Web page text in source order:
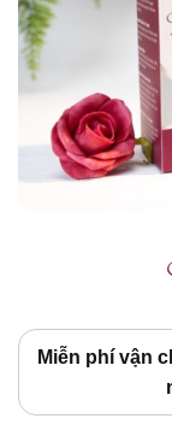
*Tìm hiểu
Miễn phí vận